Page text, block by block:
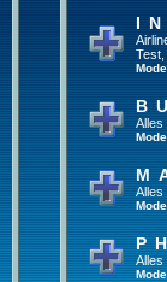
Alles
Alles
Alles